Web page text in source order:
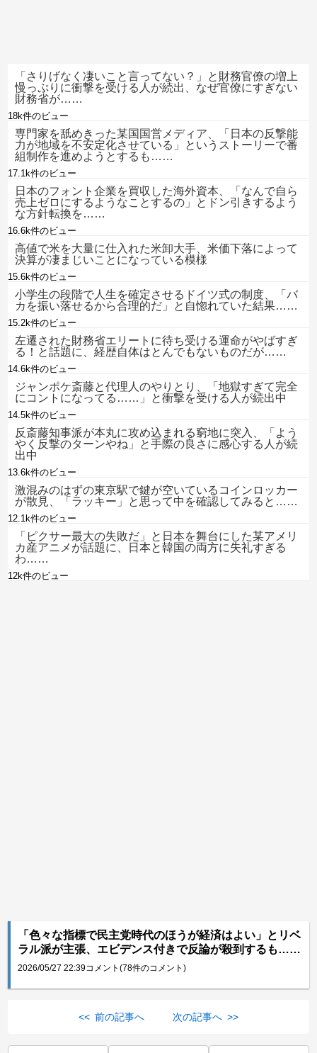
「さりげなく凄いこと言ってない？」と財務官僚の増上
慢っぷりに衝撃を受ける人が続出、なぜ官僚にすぎない
財務省が……
18k件のビュー
専門家を舐めきった某国国営メディア、「日本の反撃能
力が地域を不安定化させている」というストーリーで番
組制作を進めようとするも……
17.1k件のビュー
日本のフォント企業を買収した海外資本、「なんで自ら
売上ゼロにするようなことするの」とドン引きするよう
な方針転換を……
16.6k件のビュー
高値で米を大量に仕入れた米卸大手、米価下落によって
決算が凄まじいことになっている模様
15.6k件のビュー
小学生の段階で人生を確定させるドイツ式の制度、「バ
カを振い落せるから合理的だ」と自惚れていた結果……
15.2k件のビュー
左遷された財務省エリートに待ち受ける運命がやばすぎ
る！と話題に、経歴自体はとんでもないものだが……
14.6k件のビュー
ジャンポケ斎藤と代理人のやりとり、「地獄すぎて完全
にコントになってる……」と衝撃を受ける人が続出中
14.5k件のビュー
反斎藤知事派が本丸に攻め込まれる窮地に突入、「よう
やく反撃のターンやね」と手際の良さに感心する人が続
出中
13.6k件のビュー
激混みのはずの東京駅で鍵が空いているコインロッカー
が散見、「ラッキー」と思って中を確認してみると……
12.1k件のビュー
「ピクサー最大の失敗だ」と日本を舞台にした某アメリ
カ産アニメが話題に、日本と韓国の両方に失礼すぎる
わ……
12k件のビュー
「色々な指標で民主党時代のほうが経済はよい」とリベ
ラル派が主張、エビデンス付きで反論が殺到するも……
2026/05/27 22:39コメント(78件のコメント)
<< 前の記事へ 次の記事へ >>